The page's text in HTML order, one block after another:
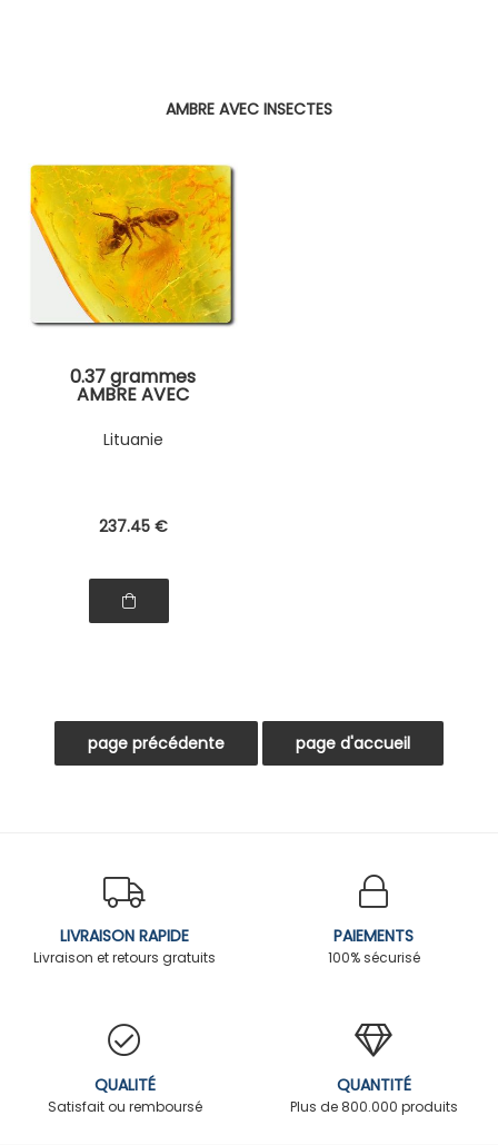
AMBRE AVEC INSECTES
0.37 grammes
AMBRE AVEC
Lituanie
237.45 €
LIVRAISON RAPIDE
Livraison et retours gratuits
PAIEMENTS
100% sécurisé
QUALITÉ
Satisfait ou remboursé
QUANTITÉ
Plus de 800.000 produits